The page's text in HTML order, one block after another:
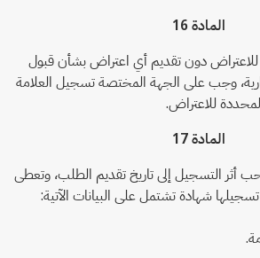
المادة 16
دون تقديم أي اعتراض بشأن قبول
وجب على الجهة المختصة تسجيل العلامة
للاعتراض.
المادة 17
أثر التسجيل إلى تاريخ تقديم الطلب، وتعطى
شهادة تشتمل على البيانات الآتية: